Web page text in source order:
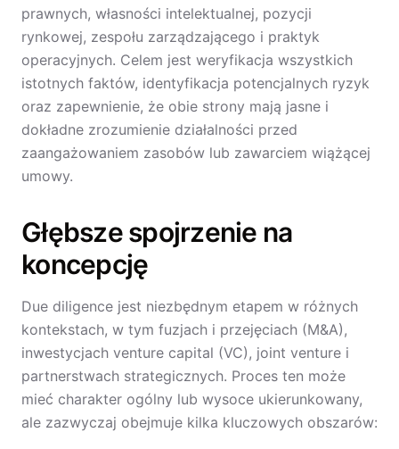
prawnych, własności intelektualnej, pozycji
rynkowej, zespołu zarządzającego i praktyk
operacyjnych. Celem jest weryfikacja wszystkich
istotnych faktów, identyfikacja potencjalnych ryzyk
oraz zapewnienie, że obie strony mają jasne i
dokładne zrozumienie działalności przed
zaangażowaniem zasobów lub zawarciem wiążącej
umowy.
Głębsze spojrzenie na
koncepcję
Due diligence jest niezbędnym etapem w różnych
kontekstach, w tym fuzjach i przejęciach (M&A),
inwestycjach venture capital (VC), joint venture i
partnerstwach strategicznych. Proces ten może
mieć charakter ogólny lub wysoce ukierunkowany,
ale zazwyczaj obejmuje kilka kluczowych obszarów: